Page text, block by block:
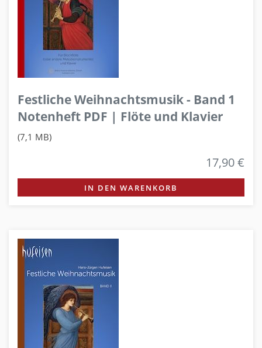
Festliche Weihnachtsmusik - Band 1
Notenheft PDF | Flöte und Klavier
(7,1 MB)
17,90 €
IN DEN WARENKORB